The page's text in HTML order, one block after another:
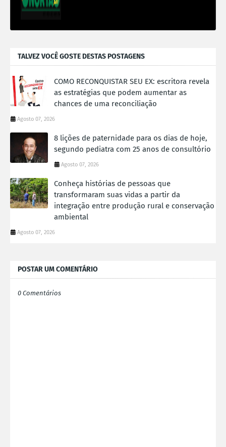
TALVEZ VOCÊ GOSTE DESTAS POSTAGENS
COMO RECONQUISTAR SEU EX: escritora revela
as estratégias que podem aumentar as
chances de uma reconciliação
Agosto 07, 2026
8 lições de paternidade para os dias de hoje,
segundo pediatra com 25 anos de consultório
Agosto 07, 2026
Conheça histórias de pessoas que
transformaram suas vidas a partir da
integração entre produção rural e conservação
ambiental
Agosto 07, 2026
POSTAR UM COMENTÁRIO
0 Comentários